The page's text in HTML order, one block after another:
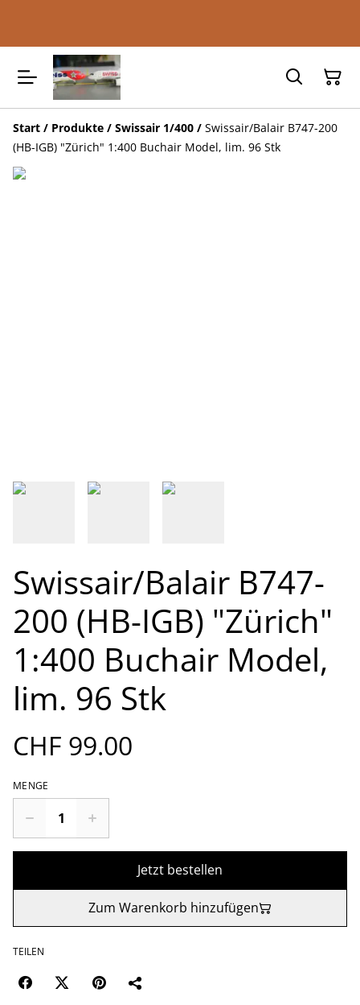
Start / Produkte / Swissair 1/400 / Swissair/Balair B747-200
(HB-IGB) "Zürich" 1:400 Buchair Model, lim. 96 Stk
Swissair/Balair B747-
200 (HB-IGB) "Zürich"
1:400 Buchair Model,
lim. 96 Stk
CHF 99.00
MENGE
Jetzt bestellen
Zum Warenkorb hinzufügen
TEILEN